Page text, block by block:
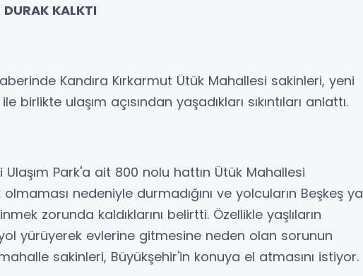
DURAK KALKTI
Kandıra Kırkarmut Ütük Mahallesi sakinleri, yeni
birlikte ulaşım açısından yaşadıkları sıkıntıları anlattı.
Ulaşım Park'a ait 800 nolu hattın Ütük Mahallesi
nedeniyle durmadığını ve yolcuların Beşkeş ya
zorunda kaldıklarını belirtti. Özellikle yaşlıların
yürüyerek evlerine gitmesine neden olan sorunun
sakinleri, Büyükşehir'in konuya el atmasını istiyor.